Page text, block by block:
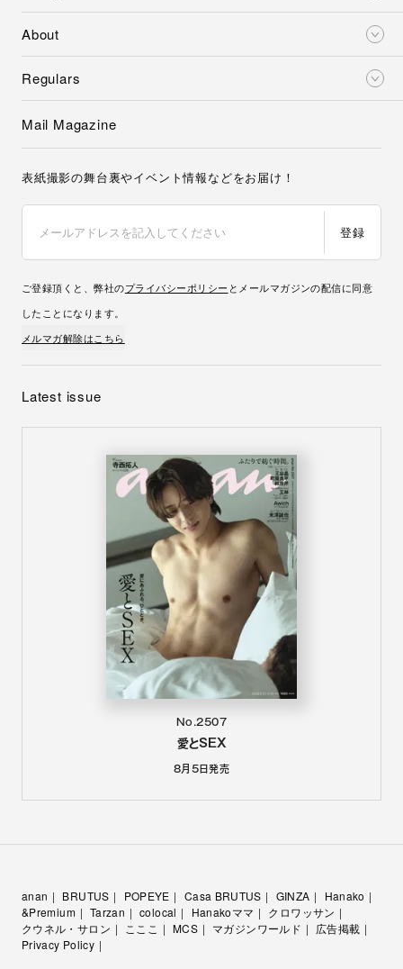
About
Regulars
Mail Magazine
表紙撮影の舞台裏やイベント情報などをお届け！
登録
ご登録頂くと、弊社のプライバシーポリシー とメールマガジンの配信に同意
したことになります。
メルマガ解除はこちら
Latest issue
No.2507
愛とSEX
8月5日発売
anan BRUTUS POPEYE Casa BRUTUS GINZA
Hanako
&Premium
Tarzan colocal Hanakoママ
クロワッサン
クウネル・サロン
こここ MCS マガジンワールド
広告掲載
Privacy Policy